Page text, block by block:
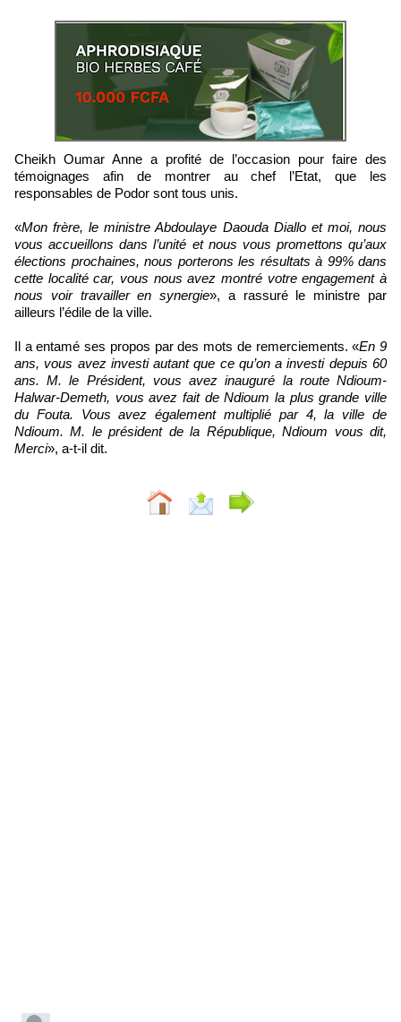
Cheikh Oumar Anne a profité de l’occasion pour faire des
témoignages afin de montrer au chef l’Etat, que les
responsables de Podor sont tous unis.
«Mon frère, le ministre Abdoulaye Daouda Diallo et moi, nous
vous accueillons dans l’unité et nous vous promettons qu’aux
élections prochaines, nous porterons les résultats à 99% dans
cette localité car, vous nous avez montré votre engagement à
nous voir travailler en synergie», a rassuré le ministre par
ailleurs l’édile de la ville.
Il a entamé ses propos par des mots de remerciements. «En 9
ans, vous avez investi autant que ce qu’on a investi depuis 60
ans. M. le Président, vous avez inauguré la route Ndioum-
Halwar-Demeth, vous avez fait de Ndioum la plus grande ville
du Fouta. Vous avez également multiplié par 4, la ville de
Ndioum. M. le président de la République, Ndioum vous dit,
Merci», a-t-il dit.